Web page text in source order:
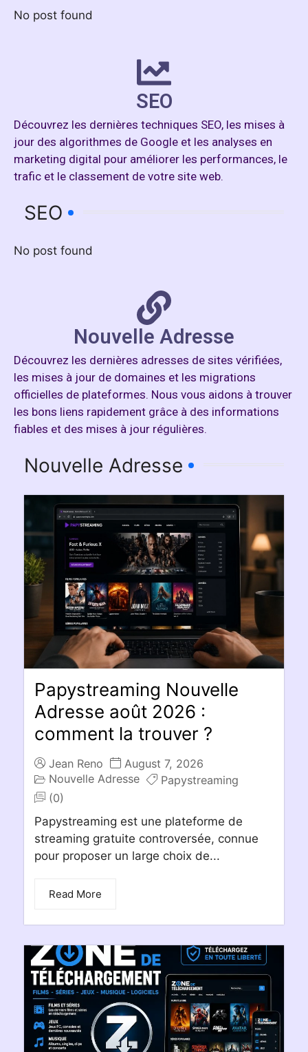
No post found
SEO
Découvrez les dernières techniques SEO, les mises à
jour des algorithmes de Google et les analyses en
marketing digital pour améliorer les performances, le
trafic et le classement de votre site web.
SEO
No post found
Nouvelle Adresse
Découvrez les dernières adresses de sites vérifiées,
les mises à jour de domaines et les migrations
officielles de plateformes. Nous vous aidons à trouver
les bons liens rapidement grâce à des informations
fiables et des mises à jour régulières.
Nouvelle Adresse
Papystreaming Nouvelle
Adresse août 2026 :
comment la trouver ?
Jean Reno
August 7, 2026
Nouvelle Adresse
Papystreaming
(0)
Papystreaming est une plateforme de
streaming gratuite controversée, connue
pour proposer un large choix de...
Read More